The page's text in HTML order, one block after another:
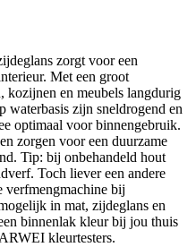
zorgt voor een
Met een groot
kozijnen en meubels langdurig
waterbasis zijn sneldrogend en
optimaal voor binnengebruik.
zorgen voor een duurzame
Tip: bij onbehandeld hout
Toch liever een andere
verfmengmachine bij
in mat, zijdeglans en
binnenlak kleur bij jou thuis
kleurtesters.